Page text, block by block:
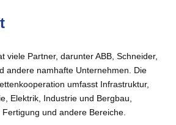
viele Partner, darunter ABB, Schneider,
andere namhafte Unternehmen. Die
umfasst Infrastruktur,
Elektrik, Industrie und Bergbau,
und andere Bereiche.